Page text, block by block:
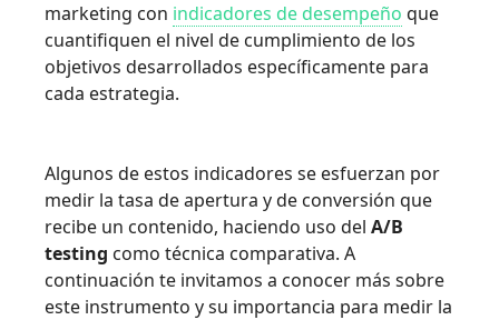
marketing con indicadores de desempeño que
cuantifiquen el nivel de cumplimiento de los
objetivos desarrollados específicamente para
cada estrategia.
Algunos de estos indicadores se esfuerzan por
medir la tasa de apertura y de conversión que
recibe un contenido, haciendo uso del A/B
testing como técnica comparativa. A
continuación te invitamos a conocer más sobre
este instrumento y su importancia para medir la